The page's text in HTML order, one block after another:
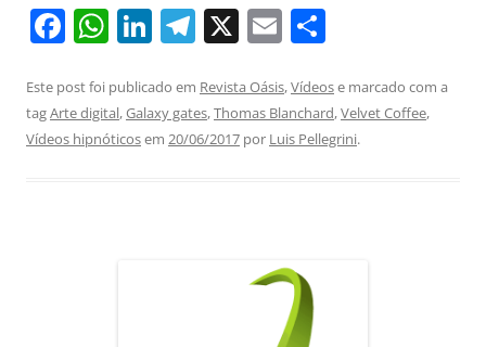
F
c
e
W
at
s
Li
k
e
T
e
gr
X E
ai
l
ar
e
Este post foi publicado em Revista Oásis,Vídeose marcado com a
tagArte digital,Galaxy gates,Thomas Blanchard,Velvet Coffee,
Vídeos hipnóticosem 20/06/2017 por Luis Pellegrini.